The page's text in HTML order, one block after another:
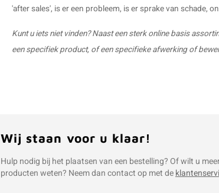
'after sales', is er een probleem, is er sprake van schade,
Kunt u iets niet vinden? Naast een sterk online basis
een specifiek product, of een specifieke afwerking of
Wij staan voor u klaar!
Hulp nodig bij het plaatsen van een bestelling? Of wilt u
producten weten? Neem dan contact op met de